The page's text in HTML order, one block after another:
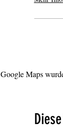
Google Maps